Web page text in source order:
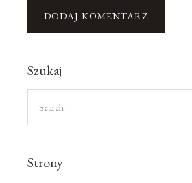
Szukaj
Strony